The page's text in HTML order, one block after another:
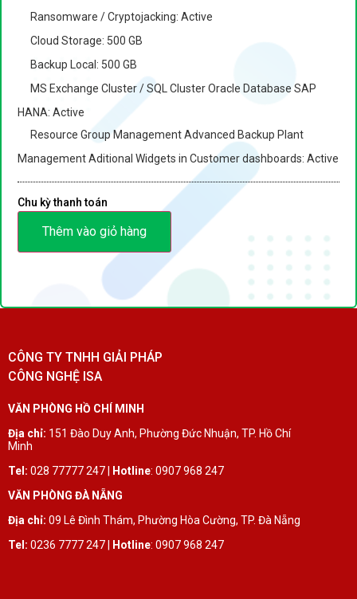
Ransomware / Cryptojacking: Active
Cloud Storage: 500 GB
Backup Local: 500 GB
MS Exchange Cluster / SQL Cluster Oracle Database SAP
HANA: Active
Resource Group Management Advanced Backup Plant
Management Aditional Widgets in Customer dashboards: Active
Chu kỳ thanh toán
Thêm vào giỏ hàng
CÔNG TY TNHH GIẢI PHÁP
CÔNG NGHỆ ISA
VĂN PHÒNG HỒ CHÍ MINH
Địa chỉ: 151 Đào Duy Anh, Phường Đức Nhuận, TP. Hồ Chí
Minh
Tel: 028 77777 247 | Hotline: 0907 968 247
VĂN PHÒNG ĐÀ NẴNG
Địa chỉ: 09 Lê Đình Thám, Phường Hòa Cường, TP. Đà Nẵng
Tel: 0236 7777 247 | Hotline: 0907 968 247